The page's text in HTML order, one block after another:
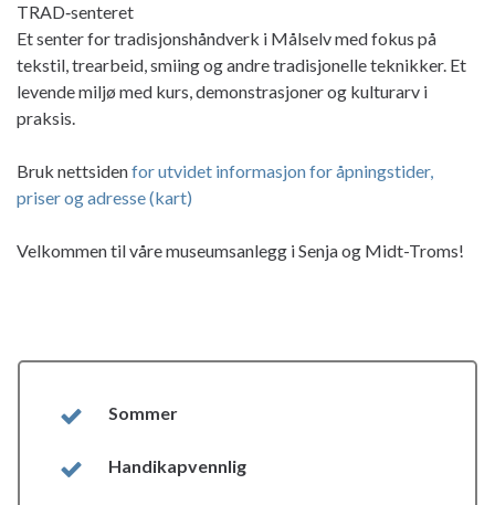
TRAD‑senteret
Et senter for tradisjonshåndverk i Målselv med fokus på
tekstil, trearbeid, smiing og andre tradisjonelle teknikker. Et
levende miljø med kurs, demonstrasjoner og kulturarv i
praksis.
Bruk nettsidenfor utvidet informasjon for åpningstider,
priser og adresse (kart)
Velkommen til våre museumsanlegg i Senja og Midt-Troms!
Sommer
Handikapvennlig